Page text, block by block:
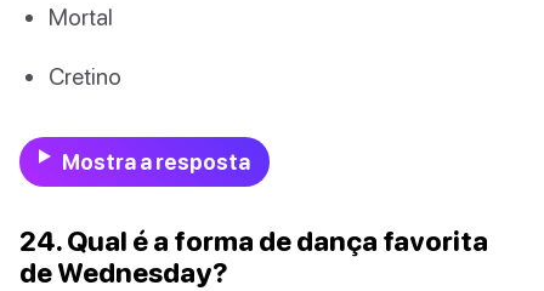
Mortal
Cretino
Mostra a resposta
24. Qual é a forma de dança favorita
de Wednesday?